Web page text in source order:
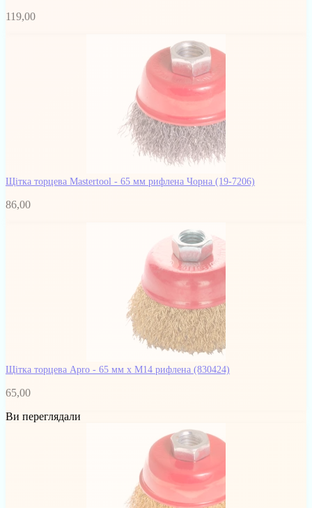
119,00
Щітка торцева Mastertool - 65 мм рифлена Чорна (19-7206)
86,00
Щітка торцева Apro - 65 мм x М14 рифлена (830424)
65,00
Ви переглядали